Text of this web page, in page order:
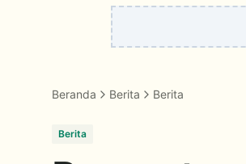
Beranda Berita Berita
Berita